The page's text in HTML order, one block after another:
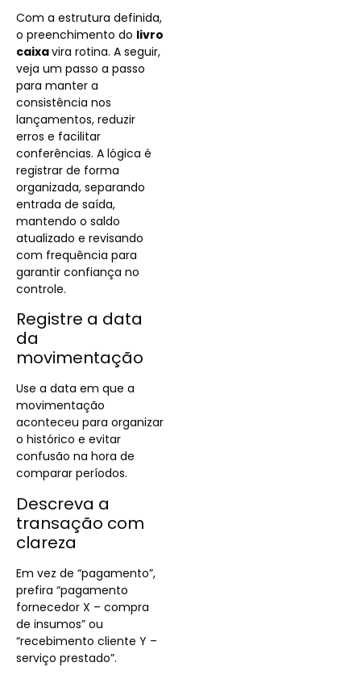
Com a estrutura definida,
o preenchimento do livro
caixavira rotina. A seguir,
veja um passo a passo
para manter a
consistência nos
lançamentos, reduzir
erros e facilitar
conferências. A lógica é
registrar de forma
organizada, separando
entrada de saída,
mantendo o saldo
atualizado e revisando
com frequência para
garantir confiança no
controle.
Registre a data
da
movimentação
Use a data em que a
movimentação
aconteceu para organizar
o histórico e evitar
confusão na hora de
comparar períodos.
Descreva a
transação com
clareza
Em vez de “pagamento”,
prefira “pagamento
fornecedor X – compra
de insumos” ou
“recebimento cliente Y –
serviço prestado”.